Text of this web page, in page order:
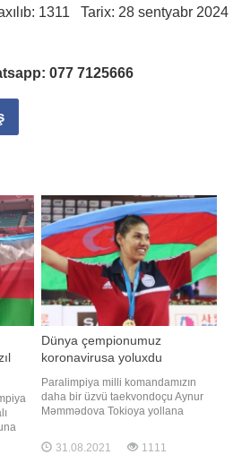
1311 Tarix: 28 sentyabr 2024
077 7125666
Dünya çempionumuz
koronavirusa yoluxdu
Paralimpiya milli komandamızın
daha bir üzvü taekvondoçu Aynur
Məmmədova Tokioya yollana
görə, üçqat dünya, 4 dəfə Avropa
çempionu parataekvondoçu Aynur
31.08.2021 1111